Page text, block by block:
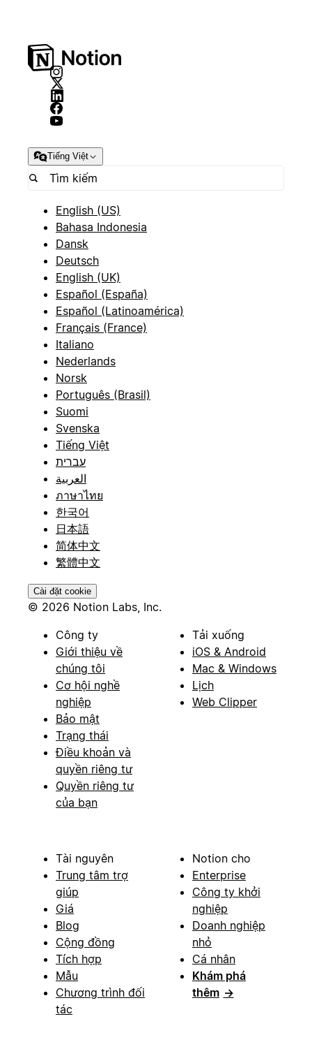
Tiếng Việt
English (US)
Bahasa Indonesia
Dansk
Deutsch
English (UK)
Español (España)
Español (Latinoamérica)
Français (France)
Italiano
Nederlands
Norsk
Português (Brasil)
Suomi
Svenska
Tiếng Việt
עברית
العربية
ภาษาไทย
한국어
日本語
简体中文
繁體中文
Cài đặt cookie
© 2026 Notion Labs, Inc.
Công ty
Giới thiệu về
chúng tôi
Cơ hội nghề
nghiệp
Bảo mật
Trạng thái
Điều khoản và
quyền riêng tư
Quyền riêng tư
của bạn
Tải xuống
iOS & Android
Mac & Windows
Lịch
Web Clipper
Tài nguyên
Trung tâm trợ
giúp
Giá
Blog
Cộng đồng
Tích hợp
Mẫu
Chương trình đối
tác
Notion cho
Enterprise
Công ty khởi
nghiệp
Doanh nghiệp
nhỏ
Cá nhân
Khám phá
thêm →